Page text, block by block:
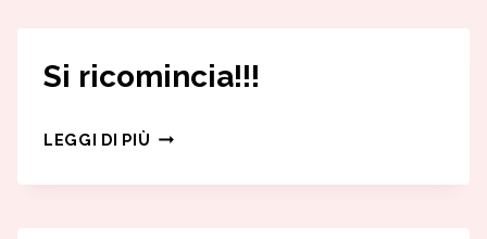
Si ricomincia!!!
LEGGI DI PIÙ